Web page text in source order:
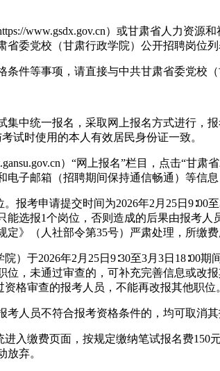
www.gsdx.gov.cn）或甘肃省人力资源
委党校（甘肃行政学院）公开招聘岗位
件等事项，请直接与中共甘肃省委党校
集中统一报名，采取网上报名方式进行
试时使用的本人有效居民身份证一致。
）“网上报名”栏目，点击“甘
子邮箱（招聘期间保持通信畅通）等信息
报考申请提交时间为2026年2月25日
选报1个岗位，否则造成的后果由报考
》（人社部令第35号）严肃处理，所缴费
）于2026年2月25日9∶30至3月3日18∶00
，未通过审查的，可补充完善信息或改
格审查的报考人员，不能再改报其他职位
人员不符合报考资格条件的，均可取消其
入缴费页面，按规定缴纳笔试报名费150
弃。